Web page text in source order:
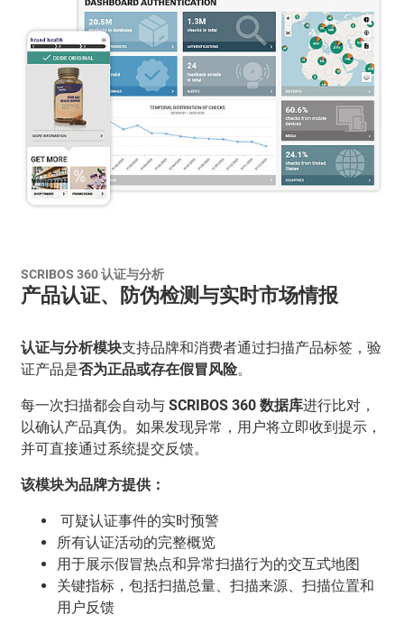
SCRIBOS 360 认证与分析
产品认证、防伪检测与实时市场情报
认证与分析模块支持品牌和消费者通过扫描产品标签，验
证产品是否为正品或存在假冒风险。
每一次扫描都会自动与 SCRIBOS 360 数据库进行比对，
以确认产品真伪。如果发现异常，用户将立即收到提示，
并可直接通过系统提交反馈。
该模块为品牌方提供：
可疑认证事件的实时预警
所有认证活动的完整概览
用于展示假冒热点和异常扫描行为的交互式地图
关键指标，包括扫描总量、扫描来源、扫描位置和
用户反馈